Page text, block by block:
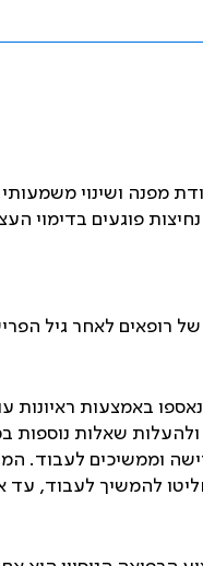
מפנה ושינוי
פוגעים בדימוי
רופאים לאחר גיל
נאספו באמצעות
וממשיכים לעבוד.
להמשיך לעבוד, עד